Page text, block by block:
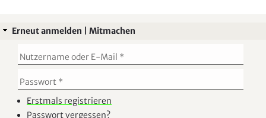
Erneut anmelden | Mitmachen
Erstmals registrieren
Passwort vergessen?